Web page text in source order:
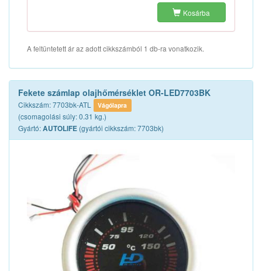
Kosárba
A feltüntetett ár az adott cikkszámból 1 db-ra vonatkozik.
Fekete számlap olajhőmérséklet OR-LED7703BK
Cikkszám: 7703bk-ATL Vágólapra
(csomagolási súly: 0.31 kg.)
Gyártó:AUTOLIFE (gyártói cikkszám: 7703bk)